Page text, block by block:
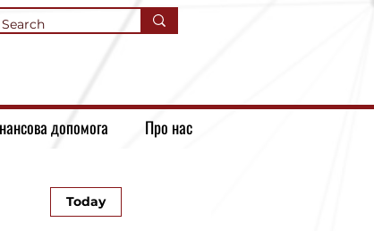
допомога Про нас
Today